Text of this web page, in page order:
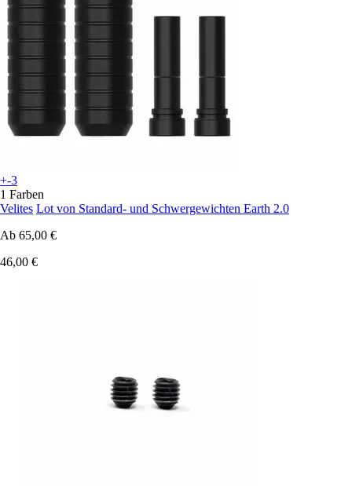
+-3
1 Farben
Velites Lot von Standard- und Schwergewichten Earth 2.0
Ab 65,00 €
46,00 €